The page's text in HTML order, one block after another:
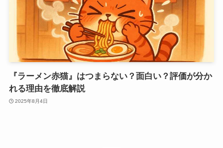
『ラーメン赤猫』はつまらない？面白い？評価が分か
れる理由を徹底解説
2025年8月4日